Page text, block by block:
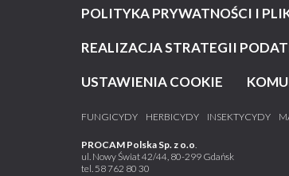
POLITYKA PRYWATNOŚCI I
REALIZACJA STRATEGII
USTAWIENIA COOKIE
FUNGICYDY HERBICYDY INSEKTYCYDY
PROCAM Polska Sp. z o.o.
ul. Nowy Świat 42/44, 80-299 Gdańsk
tel. 58 762 80 30